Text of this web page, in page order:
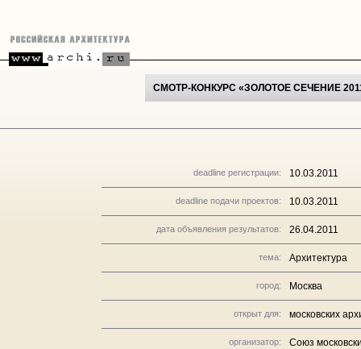
СМОТР-КОНКУРС «ЗОЛОТОЕ СЕЧЕНИЕ
deadline регистрации: 10.03.2011
deadline подачи проектов: 10.03.2011
дата объявления результатов: 26.04.2011
тема: Архитектура
город: Москва
открыт для: московских
организатор: Союз